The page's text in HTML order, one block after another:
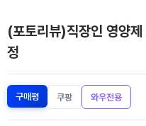
(포토리뷰)직장인 영양
정
구매평 쿠팡 와우전용